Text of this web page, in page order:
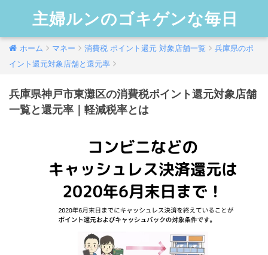
主婦ルンのゴキゲンな毎日
ホーム マネー 消費税 ポイント還元 対象店舗一覧
兵庫県のポ
イント還元対象店舗と還元率
兵庫県神戸市東灘区の消費税ポイント還元対象店舗
一覧と還元率｜軽減税率とは